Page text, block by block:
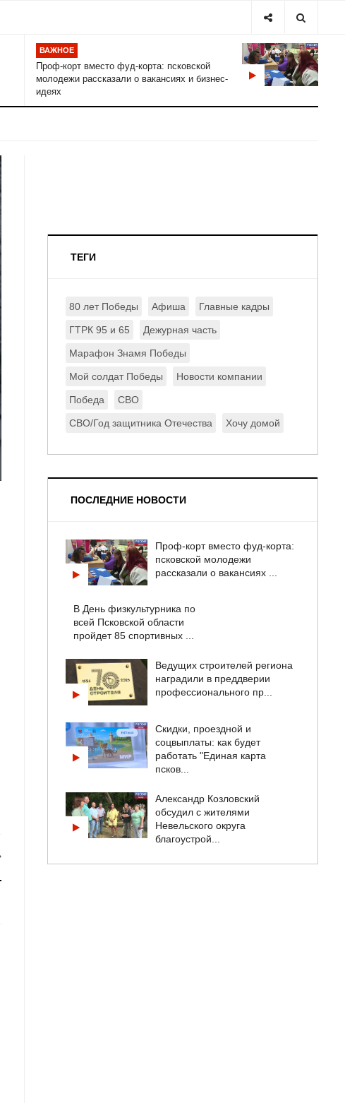
ВАЖНОЕ
Проф-корт вместо фуд-корта: псковской
молодежи рассказали о вакансиях и бизнес-
идеях
ТЕГИ
80 лет Победы Афиша Главные кадры
ГТРК 95 и 65 Дежурная часть
Марафон Знамя Победы
Мой солдат Победы Новости компании
Победа СВО
СВО/Год защитника Отечества Хочу домой
ПОСЛЕДНИЕ НОВОСТИ
Проф-корт вместо фуд-корта:
псковской молодежи
рассказали о вакансиях ...
В День физкультурника по
всей Псковской области
пройдет 85 спортивных ...
Ведущих строителей региона
наградили в преддверии
профессионального пр...
Скидки, проездной и
соцвыплаты: как будет
работать "Единая карта
псков...
Александр Козловский
обсудил с жителями
Невельского округа
благоустрой...